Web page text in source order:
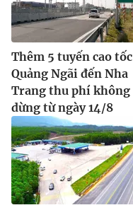
Thêm 5 tuyến cao tốc
Quảng Ngãi đến Nha
Trang thu phí không
dừng từ ngày 14/8